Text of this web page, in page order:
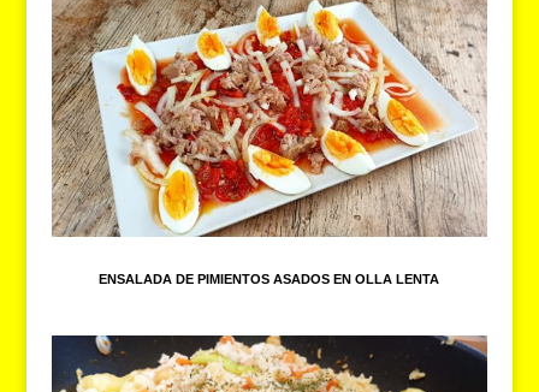
ENSALADA DE PIMIENTOS ASADOS EN OLLA LENTA